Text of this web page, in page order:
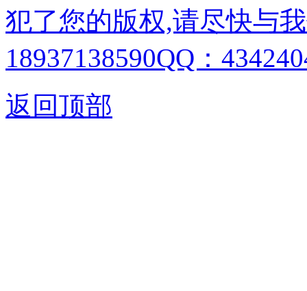
犯了您的版权,请尽快与
18937138590QQ：
返回顶部